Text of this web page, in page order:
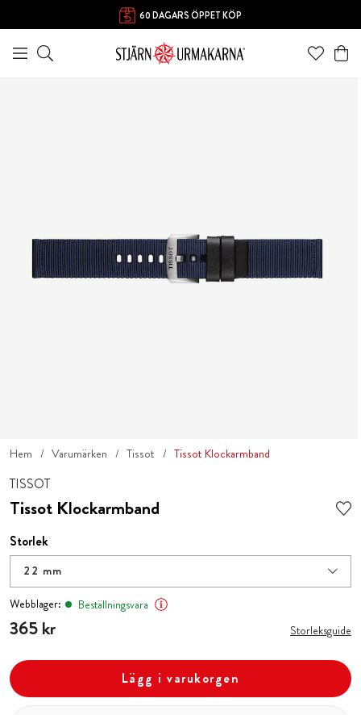
60 DAGARS ÖPPET KÖP
FRI FRAKT ÖVER 1000 KR
Hem Varumärken Tissot Tissot Klockarmband
TISSOT
Tissot Klockarmband
Storlek
22 mm
Webblager: Beställningsvara
Pris:365 kr
365 kr Storleksguide
Lägg i varukorgen